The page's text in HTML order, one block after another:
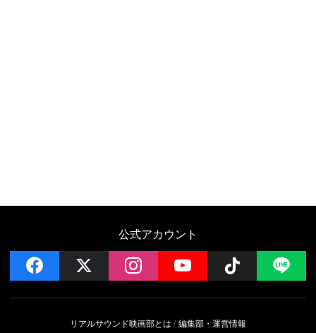
公式アカウント
facebook instagramYouTube Follow
リアルサウンド映画部とは 編集部・運営情報